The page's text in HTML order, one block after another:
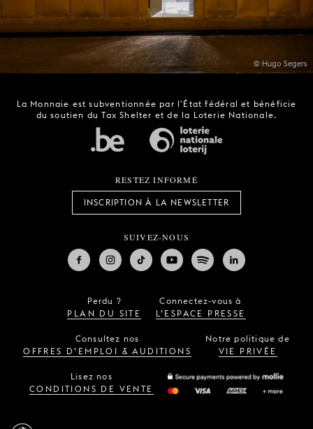
© Hugo Segers
La Monnaie est subventionnée par l'État fédéral et bénéficie
du soutien du Tax Shelter et de la Loterie Nationale.
RESTEZ INFORMÉ
INSCRIPTION À LA NEWSLETTER
SUIVEZ-NOUS
Perdu ?
PLAN DU SITE
Connectez-vous à
L’ESPACE PRESSE
Consultez nos
OFFRES D’EMPLOI & AUDITIONS
Notre politique de
VIE PRIVÉE
Lisez nos
CONDITIONS DE VENTE